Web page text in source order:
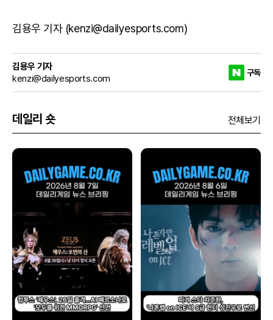
김용우 기자 (kenzi@dailyesports.com)
김용우 기자
kenzi@dailyesports.com
구독
데일리 숏 전체보기